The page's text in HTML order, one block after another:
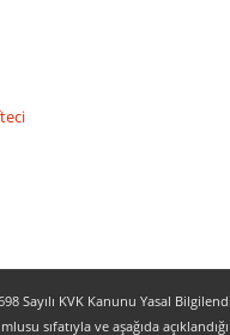
Sayılı KVK Kanunu Yasal
sıfatıyla ve aşağıda